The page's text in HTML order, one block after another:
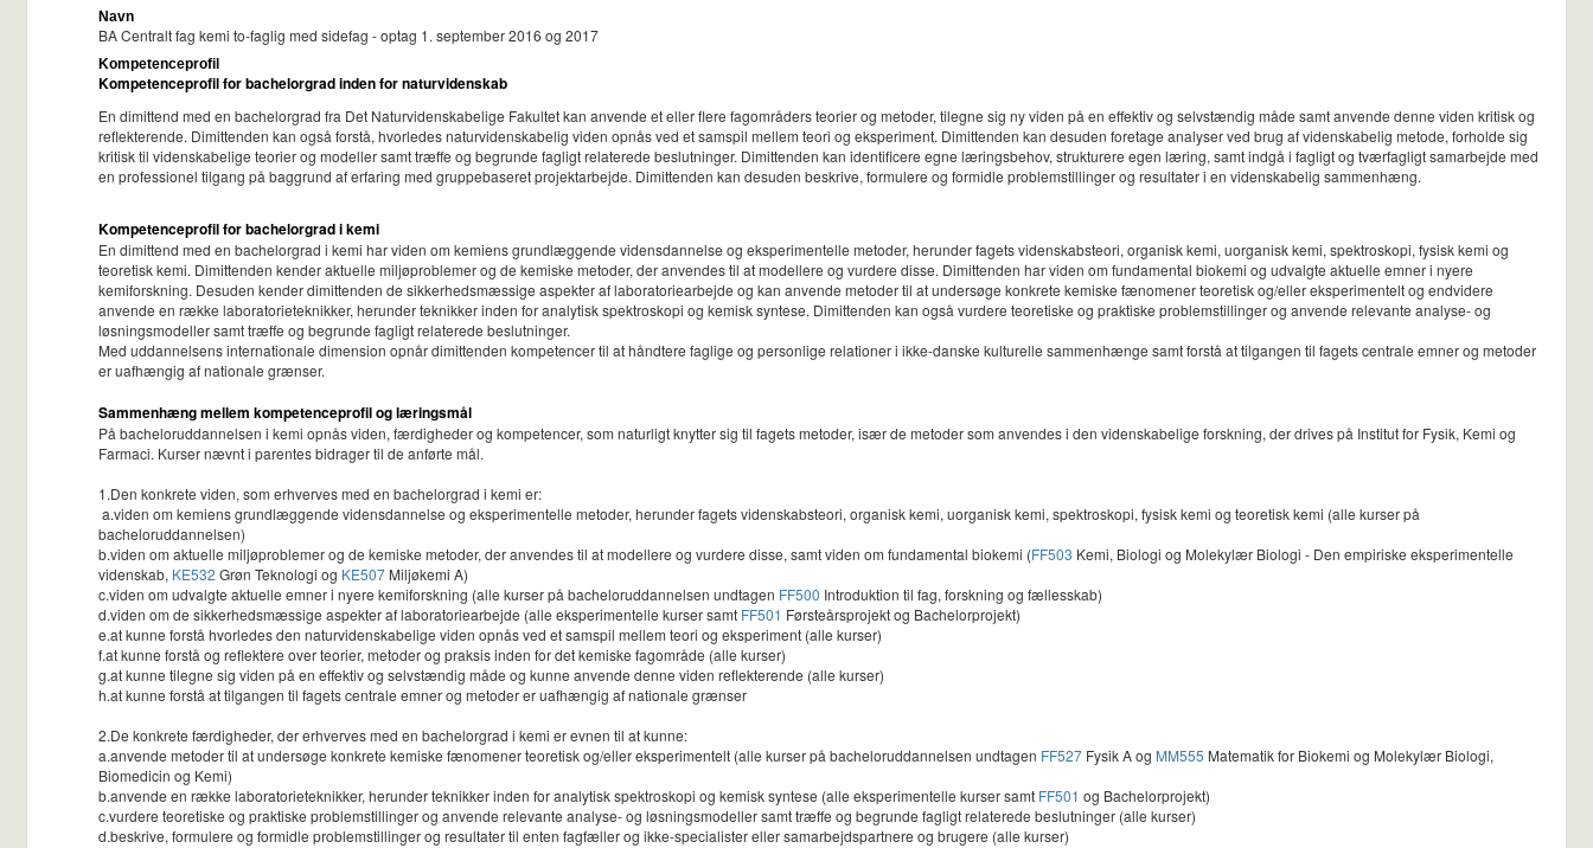
Navn
BA Centralt fag kemi to-faglig med sidefag - optag 1. september 2016 og 2017
Kompetenceprofil
Kompetenceprofil for bachelorgrad inden for naturvidenskab
En dimittend med en bachelorgrad fra Det Naturvidenskabelige Fakultet kan anvende et eller flere fagområders teorier og metoder, tilegne sig ny viden på en effektiv og selvstændig måde samt anvende denne viden kritisk og
reflekterende. Dimittenden kan også forstå, hvorledes naturvidenskabelig viden opnås ved et samspil mellem teori og eksperiment. Dimittenden kan desuden foretage analyser ved brug af videnskabelig metode, forholde sig
kritisk til videnskabelige teorier og modeller samt træffe og begrunde fagligt relaterede beslutninger. Dimittenden kan identificere egne læringsbehov, strukturere egen læring, samt indgå i fagligt og tværfagligt samarbejde med
en professionel tilgang på baggrund af erfaring med gruppebaseret projektarbejde. Dimittenden kan desuden beskrive, formulere og formidle problemstillinger og resultater i en videnskabelig sammenhæng.
Kompetenceprofil for bachelorgrad i kemi
En dimittend med en bachelorgrad i kemi har viden om kemiens grundlæggende vidensdannelse og eksperimentelle metoder, herunder fagets videnskabsteori, organisk kemi, uorganisk kemi, spektroskopi, fysisk kemi og
teoretisk kemi. Dimittenden kender aktuelle miljøproblemer og de kemiske metoder, der anvendes til at modellere og vurdere disse. Dimittenden har viden om fundamental biokemi og udvalgte aktuelle emner i nyere
kemiforskning. Desuden kender dimittenden de sikkerhedsmæssige aspekter af laboratoriearbejde og kan anvende metoder til at undersøge konkrete kemiske fænomener teoretisk og/eller eksperimentelt og endvidere
anvende en række laboratorieteknikker, herunder teknikker inden for analytisk spektroskopi og kemisk syntese. Dimittenden kan også vurdere teoretiske og praktiske problemstillinger og anvende relevante analyse- og
løsningsmodeller samt træffe og begrunde fagligt relaterede beslutninger.
Med uddannelsens internationale dimension opnår dimittenden kompetencer til at håndtere faglige og personlige relationer i ikke-danske kulturelle sammenhænge samt forstå at tilgangen til fagets centrale emner og metoder
er uafhængig af nationale grænser.
Sammenhæng mellem kompetenceprofil og læringsmål
På bacheloruddannelsen i kemi opnås viden, færdigheder og kompetencer, som naturligt knytter sig til fagets metoder, især de metoder som anvendes i den videnskabelige forskning, der drives på Institut for Fysik, Kemi og
Farmaci. Kurser nævnt i parentes bidrager til de anførte mål.
1.Den konkrete viden, som erhverves med en bachelorgrad i kemi er:
a.viden om kemiens grundlæggende vidensdannelse og eksperimentelle metoder, herunder fagets videnskabsteori, organisk kemi, uorganisk kemi, spektroskopi, fysisk kemi og teoretisk kemi (alle kurser på
bacheloruddannelsen)
b.viden om aktuelle miljøproblemer og de kemiske metoder, der anvendes til at modellere og vurdere disse, samt viden om fundamental biokemi (FF503 Kemi, Biologi og Molekylær Biologi - Den empiriske eksperimentelle
videnskab, KE532 Grøn Teknologi og KE507 Miljøkemi A)
c.viden om udvalgte aktuelle emner i nyere kemiforskning (alle kurser på bacheloruddannelsen undtagen FF500 Introduktion til fag, forskning og fællesskab)
d.viden om de sikkerhedsmæssige aspekter af laboratoriearbejde (alle eksperimentelle kurser samt FF501 Førsteårsprojekt og Bachelorprojekt)
e.at kunne forstå hvorledes den naturvidenskabelige viden opnås ved et samspil mellem teori og eksperiment (alle kurser)
f.at kunne forstå og reflektere over teorier, metoder og praksis inden for det kemiske fagområde (alle kurser)
g.at kunne tilegne sig viden på en effektiv og selvstændig måde og kunne anvende denne viden reflekterende (alle kurser)
h.at kunne forstå at tilgangen til fagets centrale emner og metoder er uafhængig af nationale grænser
2.De konkrete færdigheder, der erhverves med en bachelorgrad i kemi er evnen til at kunne:
a.anvende metoder til at undersøge konkrete kemiske fænomener teoretisk og/eller eksperimentelt (alle kurser på bacheloruddannelsen undtagen FF527 Fysik A og MM555 Matematik for Biokemi og Molekylær Biologi,
Biomedicin og Kemi)
b.anvende en række laboratorieteknikker, herunder teknikker inden for analytisk spektroskopi og kemisk syntese (alle eksperimentelle kurser samt FF501 og Bachelorprojekt)
c.vurdere teoretiske og praktiske problemstillinger og anvende relevante analyse- og løsningsmodeller samt træffe og begrunde fagligt relaterede beslutninger (alle kurser)
d.beskrive, formulere og formidle problemstillinger og resultater til enten fagfæller og ikke-specialister eller samarbejdspartnere og brugere (alle kurser)